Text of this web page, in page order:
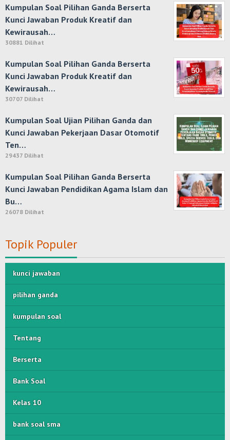
Kumpulan Soal Pilihan Ganda Berserta
Kunci Jawaban Produk Kreatif dan
Kewirausah…
30881 Dilihat
Kumpulan Soal Pilihan Ganda Berserta
Kunci Jawaban Produk Kreatif dan
Kewirausah…
30707 Dilihat
Kumpulan Soal Ujian Pilihan Ganda dan
Kunci Jawaban Pekerjaan Dasar Otomotif
Ten…
29437 Dilihat
Kumpulan Soal Pilihan Ganda Berserta
Kunci Jawaban Pendidikan Agama Islam dan
Bu…
26078 Dilihat
Topik Populer
kunci jawaban
pilihan ganda
kumpulan soal
Tentang
Berserta
Bank Soal
Kelas 10
bank soal sma